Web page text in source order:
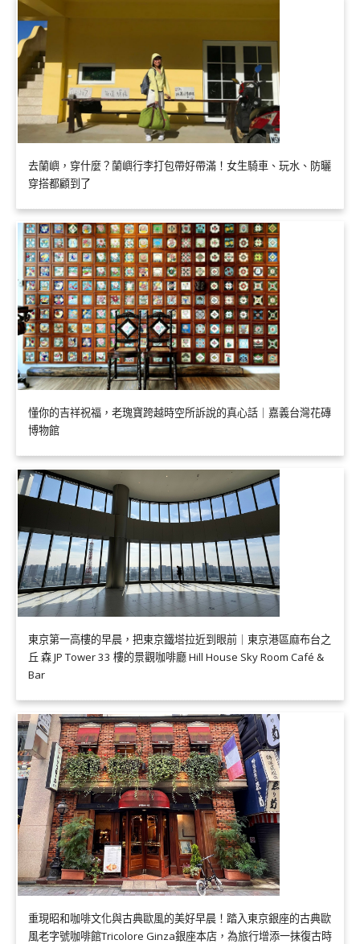
去蘭嶼，穿什麼？蘭嶼行李打包帶好帶滿！女生騎車、玩水、防曬
穿搭都顧到了
懂你的吉祥祝福，老瑰寶跨越時空所訴說的真心話｜嘉義台灣花磚
博物館
東京第一高樓的早晨，把東京鐵塔拉近到眼前｜東京港區麻布台之
丘 森 JP Tower 33 樓的景觀咖啡廳 Hill House Sky Room Café &
Bar
重現昭和咖啡文化與古典歐風的美好早晨！踏入東京銀座的古典歐
風老字號咖啡館Tricolore Ginza銀座本店，為旅行增添一抹復古時